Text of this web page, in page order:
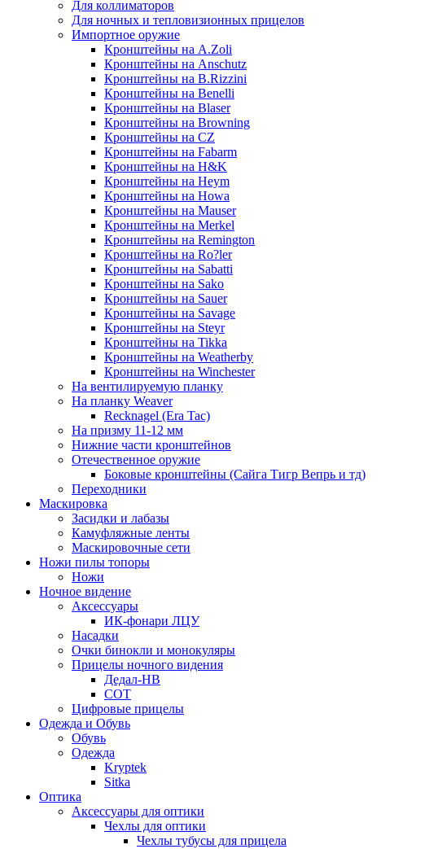
Для коллиматоров
Для ночных и тепловизионных прицелов
Импортное оружие
Кронштейны на A.Zoli
Кронштейны на Anschutz
Кронштейны на B.Rizzini
Кронштейны на Benelli
Кронштейны на Blaser
Кронштейны на Browning
Кронштейны на CZ
Кронштейны на Fabarm
Кронштейны на H&K
Кронштейны на Heym
Кронштейны на Howa
Кронштейны на Mauser
Кронштейны на Merkel
Кронштейны на Remington
Кронштейны на Ro?ler
Кронштейны на Sabatti
Кронштейны на Sako
Кронштейны на Sauer
Кронштейны на Savage
Кронштейны на Steyr
Кронштейны на Tikka
Кронштейны на Weatherby
Кронштейны на Winchester
На вентилируемую планку
На планку Weaver
Recknagel (Era Tac)
На призму 11-12 мм
Нижние части кронштейнов
Отечественное оружие
Боковые кронштейны (Сайга Тигр Вепрь и тд)
Переходники
Маскировка
Засидки и лабазы
Камуфляжные ленты
Маскировочные сети
Ножи пилы топоры
Ножи
Ночное видение
Аксессуары
ИК-фонари ЛЦУ
Насадки
Очки бинокли и монокуляры
Прицелы ночного видения
Дедал-НВ
СОТ
Цифровые прицелы
Одежда и Обувь
Обувь
Одежда
Kryptek
Sitka
Оптика
Аксессуары для оптики
Чехлы для оптики
Чехлы тубусы для прицела